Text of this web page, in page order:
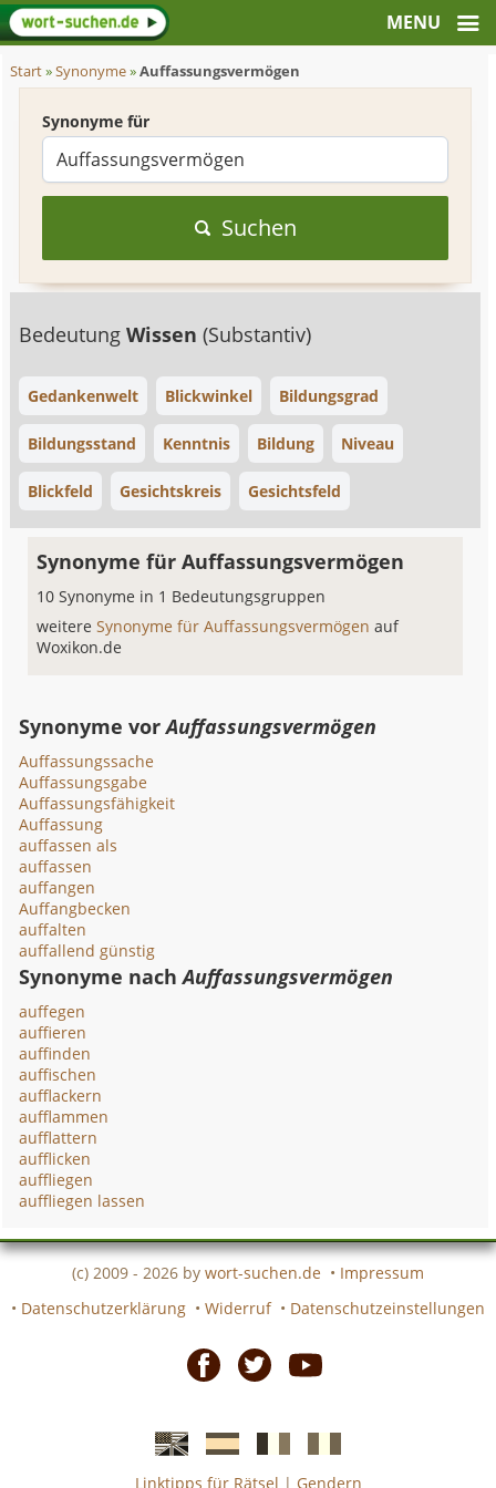
Start»Synonyme»Auffassungsvermögen
Synonyme für
Suchen
BedeutungWissen(Substantiv)
Gedankenwelt Blickwinkel Bildungsgrad
Bildungsstand Kenntnis Bildung Niveau
Blickfeld Gesichtskreis Gesichtsfeld
Synonyme für Auffassungsvermögen
10 Synonyme in 1 Bedeutungsgruppen
weitereSynonyme für Auffassungsvermögenauf
Woxikon.de
Synonyme vorAuffassungsvermögen
Auffassungssache
Auffassungsgabe
Auffassungsfähigkeit
Auffassung
auffassen als
auffassen
auffangen
Auffangbecken
auffalten
auffallend günstig
Synonyme nachAuffassungsvermögen
auffegen
auffieren
auffinden
auffischen
aufflackern
aufflammen
aufflattern
aufflicken
auffliegen
auffliegen lassen
(c) 2009 - 2026 by wort-suchen.de • Impressum
• Datenschutzerklärung • Widerruf • Datenschutzeinstellungen
Linktipps für Rätsel | Gendern